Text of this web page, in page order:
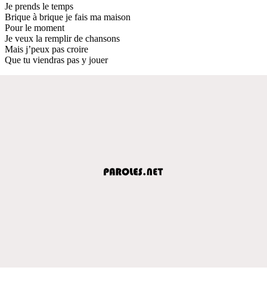
Je prends le temps
Brique à brique je fais ma maison
Pour le moment
Je veux la remplir de chansons
Mais j’peux pas croire
Que tu viendras pas y jouer